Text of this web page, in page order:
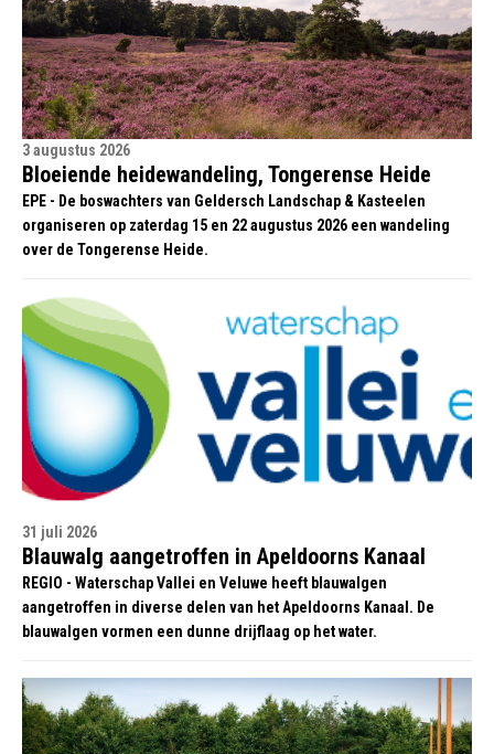
3 augustus 2026
Bloeiende heidewandeling, Tongerense Heide
EPE - De boswachters van Geldersch Landschap & Kasteelen
organiseren op zaterdag 15 en 22 augustus 2026 een wandeling
over de Tongerense Heide.
31 juli 2026
Blauwalg aangetroffen in Apeldoorns Kanaal
REGIO - Waterschap Vallei en Veluwe heeft blauwalgen
aangetroffen in diverse delen van het Apeldoorns Kanaal. De
blauwalgen vormen een dunne drijflaag op het water.